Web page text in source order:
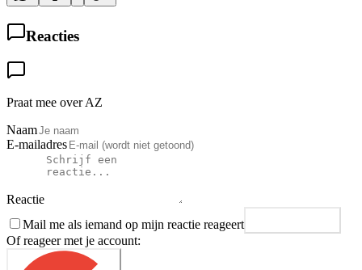
Reacties
Praat mee over AZ
Naam
E-mailadres
Reactie
Mail me als iemand op mijn reactie reageert
Of reageer met je account: